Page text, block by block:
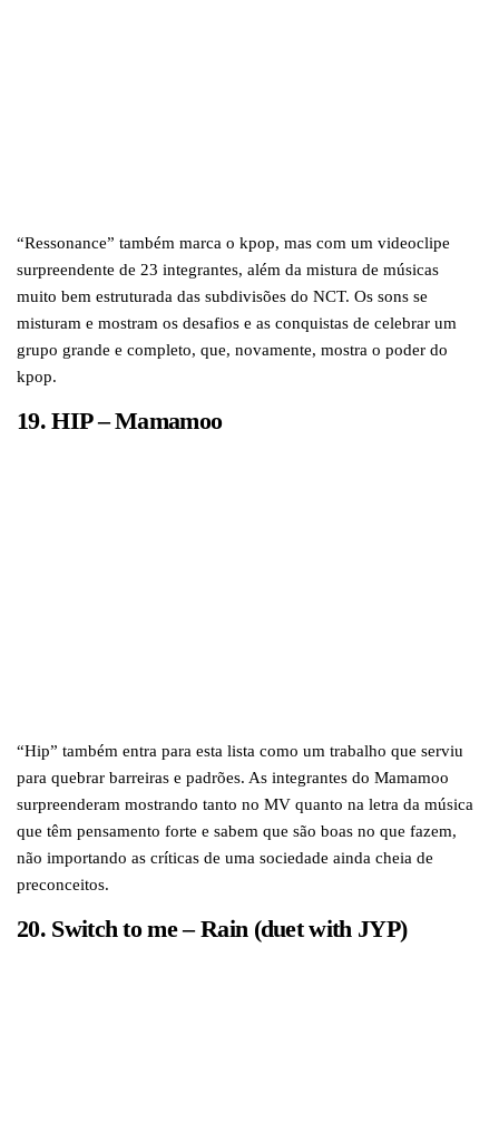
“Ressonance” também marca o kpop, mas com um videoclipe
surpreendente de 23 integrantes, além da mistura de músicas
muito bem estruturada das subdivisões do NCT. Os sons se
misturam e mostram os desafios e as conquistas de celebrar um
grupo grande e completo, que, novamente, mostra o poder do
kpop.
19. HIP – Mamamoo
“Hip” também entra para esta lista como um trabalho que serviu
para quebrar barreiras e padrões. As integrantes do Mamamoo
surpreenderam mostrando tanto no MV quanto na letra da música
que têm pensamento forte e sabem que são boas no que fazem,
não importando as críticas de uma sociedade ainda cheia de
preconceitos.
20. Switch to me – Rain (duet with JYP)